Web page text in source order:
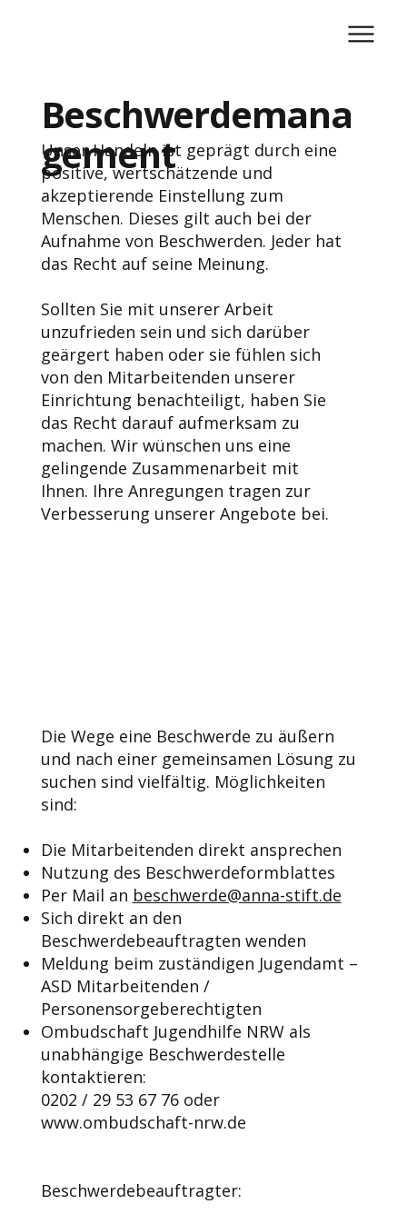
Unser Handeln ist geprägt durch eine
positive, wertschätzende und
akzeptierende Einstellung zum
Menschen. Dieses gilt auch bei der
Aufnahme von Beschwerden. Jeder hat
das Recht auf seine Meinung.
Sollten Sie mit unserer Arbeit
unzufrieden sein und sich darüber
geärgert haben oder sie fühlen sich
von den Mitarbeitenden unserer
Einrichtung benachteiligt, haben Sie
das Recht darauf aufmerksam zu
machen. Wir wünschen uns eine
gelingende Zusammenarbeit mit
Ihnen. Ihre Anregungen tragen zur
Verbesserung unserer Angebote bei.
Die Wege eine Beschwerde zu äußern
und nach einer gemeinsamen Lösung zu
suchen sind vielfältig. Möglichkeiten
sind:
Die Mitarbeitenden direkt ansprechen
Nutzung des Beschwerdeformblattes
Per Mail an beschwerde@anna-stift.de
Sich direkt an den
Beschwerdebeauftragten wenden
Meldung beim zuständigen Jugendamt –
ASD Mitarbeitenden /
Personensorgeberechtigten
Ombudschaft Jugendhilfe NRW als
unabhängige Beschwerdestelle
kontaktieren: ​
0202 / 29 53 67 76 oder
www.ombudschaft-nrw.de
Beschwerdebeauftragter:
Beschwerdemana
gement